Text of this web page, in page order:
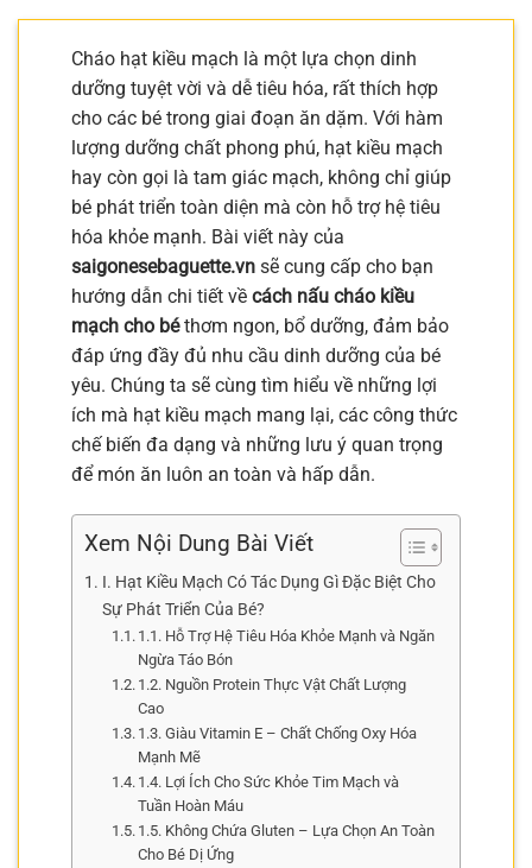
Cháo hạt kiều mạch là một lựa chọn dinh
dưỡng tuyệt vời và dễ tiêu hóa, rất thích hợp
cho các bé trong giai đoạn ăn dặm. Với hàm
lượng dưỡng chất phong phú, hạt kiều mạch
hay còn gọi là tam giác mạch, không chỉ giúp
bé phát triển toàn diện mà còn hỗ trợ hệ tiêu
hóa khỏe mạnh. Bài viết này của
saigonesebaguette.vn sẽ cung cấp cho bạn
hướng dẫn chi tiết về cách nấu cháo kiều
mạch cho béthơm ngon, bổ dưỡng, đảm bảo
đáp ứng đầy đủ nhu cầu dinh dưỡng của bé
yêu. Chúng ta sẽ cùng tìm hiểu về những lợi
ích mà hạt kiều mạch mang lại, các công thức
chế biến đa dạng và những lưu ý quan trọng
để món ăn luôn an toàn và hấp dẫn.
Xem Nội Dung Bài Viết
I. Hạt Kiều Mạch Có Tác Dụng Gì Đặc Biệt Cho
Sự Phát Triển Của Bé?
1.1. Hỗ Trợ Hệ Tiêu Hóa Khỏe Mạnh và Ngăn
Ngừa Táo Bón
1.2. Nguồn Protein Thực Vật Chất Lượng
Cao
1.3. Giàu Vitamin E – Chất Chống Oxy Hóa
Mạnh Mẽ
1.4. Lợi Ích Cho Sức Khỏe Tim Mạch và
Tuần Hoàn Máu
1.5. Không Chứa Gluten – Lựa Chọn An Toàn
Cho Bé Dị Ứng